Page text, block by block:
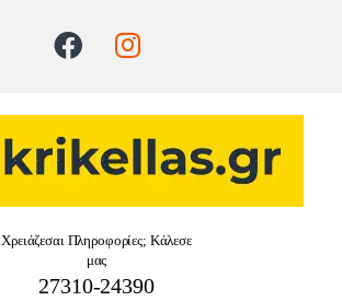
Χρειάζεσαι Πληροφορίες; Κάλεσε
μας
27310-24390